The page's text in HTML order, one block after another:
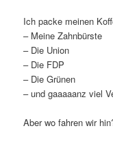
Ich packe meinen
– Meine Zahnbürste
– Die Union
– Die FDP
– Die Grünen
– und gaaaaanz viel
Aber wo fahren wir